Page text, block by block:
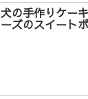
犬の手作りケー
ーズのスイートポ